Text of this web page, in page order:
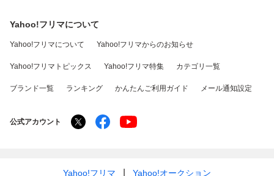
Yahoo!フリマについて
Yahoo!フリマについて Yahoo!フリマからのお知らせ
Yahoo!フリマトピックス Yahoo!フリマ特集 カテゴリ一覧
ブランド一覧 ランキング かんたんご利用ガイド メール通知設定
公式アカウント
Yahoo!フリマ Yahoo!オークション